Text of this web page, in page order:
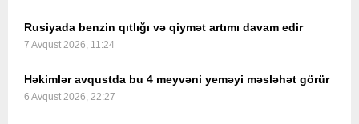
Rusiyada benzin qıtlığı və qiymət artımı davam edir
7 Avqust 2026, 11:24
Həkimlər avqustda bu 4 meyvəni yeməyi məsləhət görür
6 Avqust 2026, 22:27